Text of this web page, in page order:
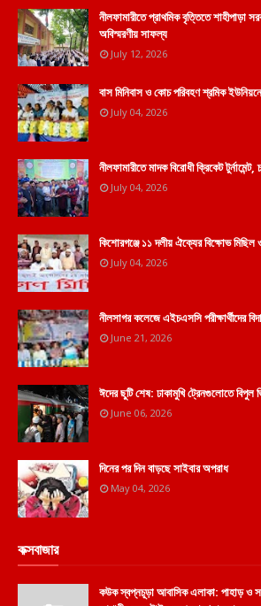
নীলফামারীতে প্রাথমিক বৃত্তিতে শাহীপাড়া
অবিস্মরণীয় সাফল্য
July 12, 2026
বাস মিনিবাস ও কোচ পরিবহণ শ্রমিক
July 04, 2026
নীলফামারীতে মাদক বিরোধী ক্রিকেট
July 04, 2026
কিশোরগঞ্জে ১১ দলীয় ঐক্যের বিক্ষোভ মিছিল
July 04, 2026
নীলসাগর কলেজে এইচএসসি পরীক্ষার্থীদের
June 21, 2026
ঈদের ছুটি শেষ: ঢাকামুখি ট্রেনগুলোতে বিপুল
June 06, 2026
দিনের পর দিন বাড়ছে সাইবার অপরাধ
May 04, 2026
কক্সবাজার
কউক স্বপ্নচূড়া আবাসিক এলাকা: পাহাড় ও